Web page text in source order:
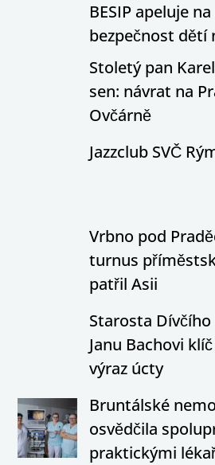
BESIP apeluje
bezpečnost dětí
Stoletý pan
sen: návrat na
Ovčárně
Jazzclub SVČ
Vrbno pod
turnus
patřil Asii
Starosta
Janu Bachovi
výraz úcty
Bruntálské
osvědčila
praktickými